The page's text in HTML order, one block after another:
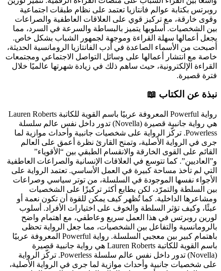
روبرتس بكتابة عوالم فانتازيا تعتمد على نظام طبقات اجتماعية
وقوى خارقة، مع تركيز قوي على العلاقات العاطفية والصراعات
بين الشخصيات. أسلوبها يتميز بالبساطة والسرعة في السرد، مما
يجعل أعمالها سهلة القراءة وموجهة لجمهور الشباب بشكل خاص.
أصبحت من الأسماء الصاعدة في أدب الفانتازيا الرومانسية الحديثة،
خاصة مع انتشار أعمالها على وسائل التواصل الاجتماعي ومجتمعات
القراءة الإلكترونية، حيث ساهم ذلك في زيادة شهرتها عالميًا خلال
فترة قصيرة.
نبذة عن الكتاب 📖
رواية Powerful المعروفة عربيًا باسم القوية للكاتبة Lauren Roberts
هي رواية جانبية قصيرة (Novella) تدور داخل نفس عالم سلسلة
Powerless. تركّز الرواية على شخصيات جانبية وأحداث موازية لما
جرى في الرواية الأصلية، وتمنح القارئ نظرة أعمق على العالم
القائم على القوى الخارقة والانقسام الطبقي بين “الأقوياء”
و”العاديين”. كما تتوسع في العلاقات الإنسانية والصراعات العاطفية
التي لم تأخذ مساحة كبيرة في العمل الأساسي. تعتمد الرواية على
الأجواء نفسها الموجودة في السلسلة، من توتر سياسي وصراعات
بين السلطة والتمرّد، لكن بطابع أكثر تركيزًا على الشخصيات
ومشاعرها الداخلية. كما تُظهر كيف يمكن للقوة أن تكون نعمة أو
عبئًا، وكيف تؤثر السلطة والخوف على اختيارات الأفراد. أسلوب
لورين روبرتس في هذا العمل سريع وعاطفي، مع اهتمام واضح
بالرومانسية والتفاعل بين الشخصيات، مما جعل الرواية تحظى
باهتمام كبير بين معجبي السلسلة.
رواية Powerful المعروفة عربيًا
باسم القوية للكاتبة Lauren Roberts هي رواية جانبية قصيرة
(Novella) تدور داخل نفس عالم سلسلة Powerless. تركّز الرواية
على شخصيات جانبية وأحداث موازية لما جرى في الرواية الأصلية،